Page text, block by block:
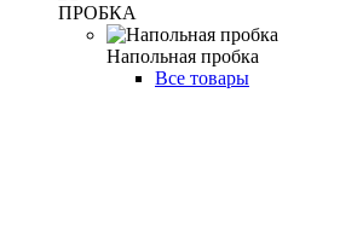
ПРОБКА
Напольная пробка
Все товары